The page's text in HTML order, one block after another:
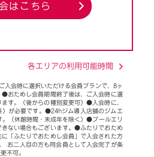
はこちら
各エリアの利用可能時間
会時に選択いただける会員プランで、8ヶ
●おためし会員期間終了後は、ご入会時に選
す。（後からの種別変更可）●入会時に、
）が必要です。●24hジム導入店舗のジムエ
。（休館時間・未成年を除く）●プールエリ
きない場合もございます。●ふたりでおため
に「ふたりでおためし会員」で入会された方
お二人目の方も同会員として入会完了が条
不可。